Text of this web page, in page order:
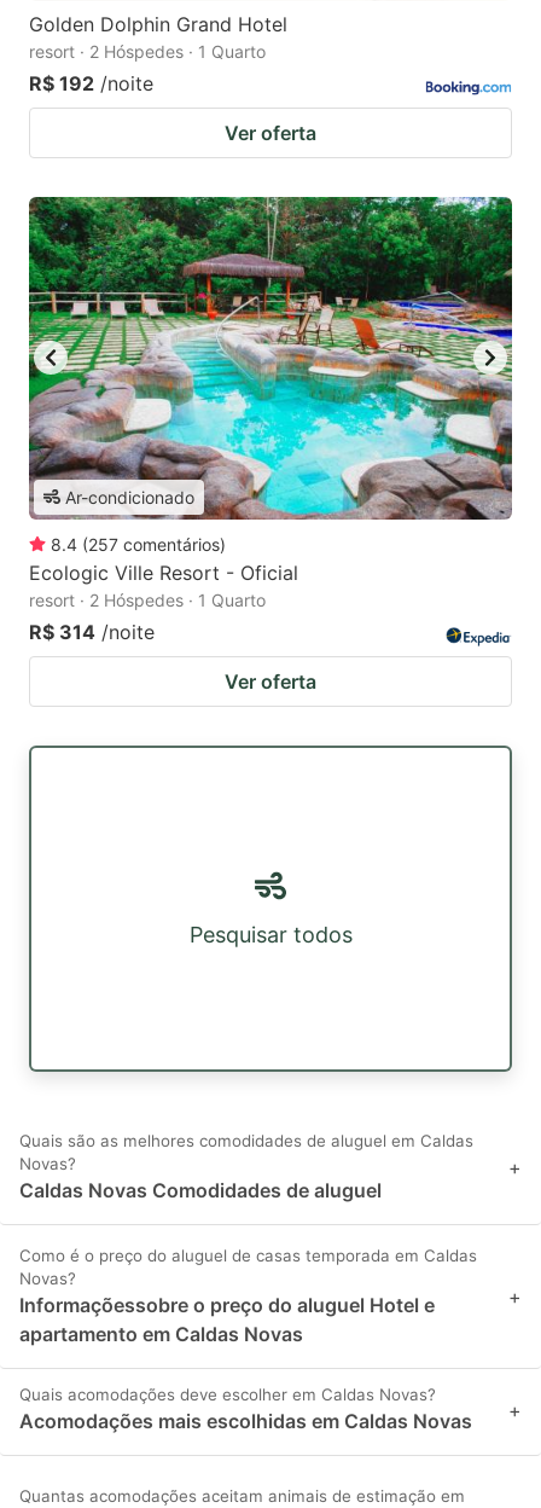
Golden Dolphin Grand Hotel
resort · 2 Hóspedes · 1 Quarto
R$ 192 /noite
Ver oferta
Ar-condicionado
8.4 (257 comentários)
Ecologic Ville Resort - Oficial
resort · 2 Hóspedes · 1 Quarto
R$ 314 /noite
Ver oferta
Pesquisar todos
Quais são as melhores comodidades de aluguel em Caldas
Novas?
Caldas Novas Comodidades de aluguel
+
Como é o preço do aluguel de casas temporada em Caldas
Novas?
Informaçõessobre o preço do aluguel Hotel e
apartamento em Caldas Novas
+
Quais acomodações deve escolher em Caldas Novas?
Acomodações mais escolhidas em Caldas Novas +
Quantas acomodações aceitam animais de estimação em